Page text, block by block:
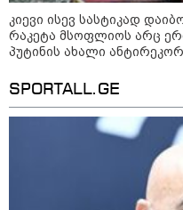
კიევი ისევ სასტიკად
რაკეტა მსოფლიოს არც
პუტინის ახალი
SPORTALL.GE